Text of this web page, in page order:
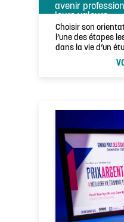
avenir
leurs valeurs
Choisir son
l’une des étapes
dans la vie d’un